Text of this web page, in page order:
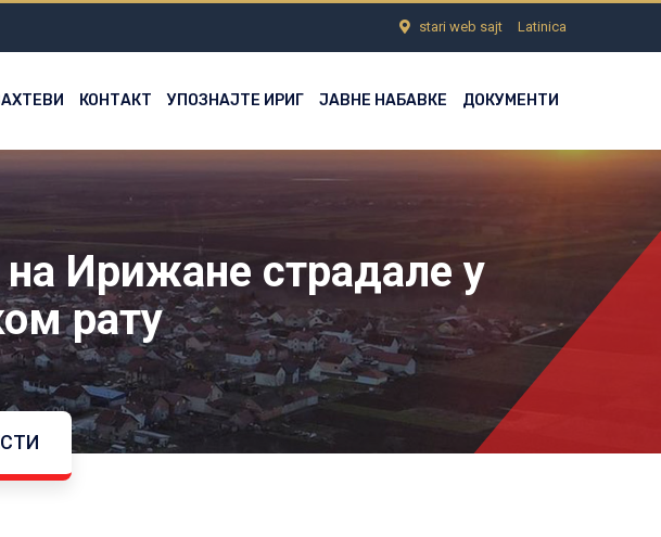
stari web sajt Latinica
КОНТАКТ УПОЗНАЈТЕ ИРИГ ЈАВНЕ НАБАВКЕ ДОКУМЕНТИ
Ирижане страдале у
рату